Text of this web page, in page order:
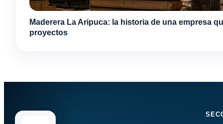
Maderera La Aripuca: la historia de una empresa
proyectos